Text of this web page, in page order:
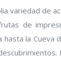
variedad de
de
hasta la Cueva